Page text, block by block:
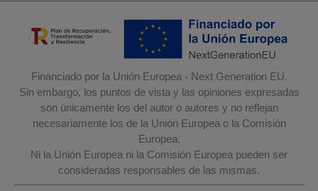
Financiado por la Unión Europea - Next Generation EU.
Sin embargo, los puntos de vista y las opiniones expresadas
son únicamente los del autor o autores y no reflejan
necesariamente los de la Unión Europea o la Comisión
Europea.
Ni la Unión Europea ni la Comisión Europea pueden ser
consideradas responsables de las mismas.